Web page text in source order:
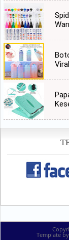
Template